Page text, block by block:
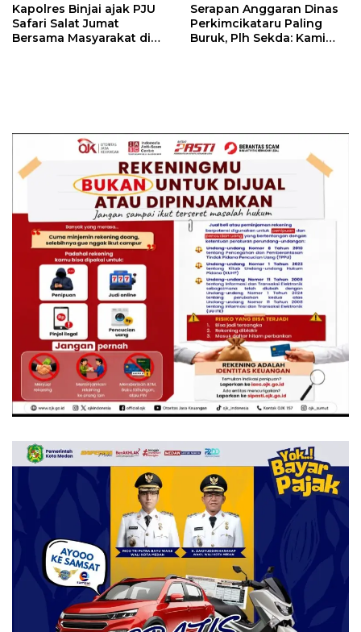
Kapolres Binjai ajak PJU
Safari Salat Jumat
Bersama Masyarakat di
Serapan Anggaran Dinas
Perkimcikataru Paling
Buruk, Plh Sekda: Kami